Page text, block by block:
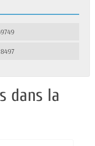
dans la